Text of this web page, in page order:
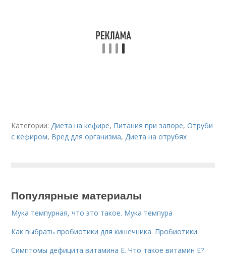
Категории: Диета на кефире, Питания при запоре,Отруби
с кефиром, Вред для организма, Диета на отрубях
Популярные материалы
Мука темпурная, что это такое. Мука темпура
Как выбрать пробиотики для кишечника. Пробиотики
Симптомы дефицита витамина E. Что такое витамин Е?